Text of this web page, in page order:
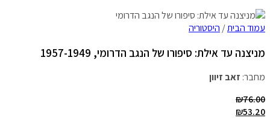
עמוד הבית/ היסטוריה
מניצנה עד אילת: סיפורו של הנגב הדרומי, 1957-1949
מחבר: זאב זיוון
₪76.00
₪53.20